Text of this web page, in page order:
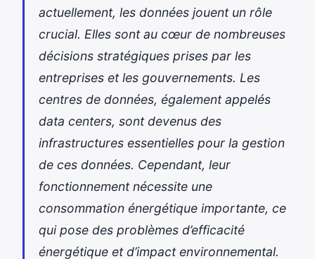
actuellement, les données jouent un rôle
crucial. Elles sont au cœur de nombreuses
décisions stratégiques prises par les
entreprises et les gouvernements. Les
centres de données, également appelés
data centers, sont devenus des
infrastructures essentielles pour la gestion
de ces données. Cependant, leur
fonctionnement nécessite une
consommation énergétique importante, ce
qui pose des problèmes d’efficacité
énergétique et d’impact environnemental.